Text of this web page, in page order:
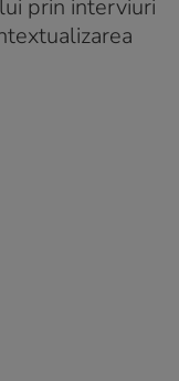
prin interviuri